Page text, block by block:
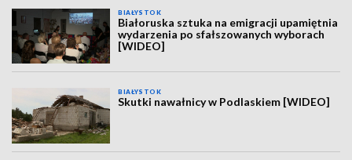
BIAŁYSTOK
Białoruska sztuka na emigracji upamiętnia
wydarzenia po sfałszowanych wyborach
[WIDEO]
BIAŁYSTOK
Skutki nawałnicy w Podlaskiem [WIDEO]